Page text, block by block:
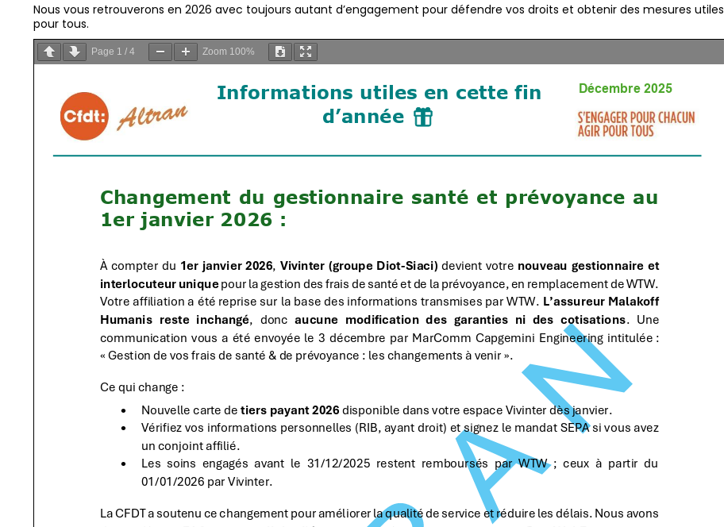
Nous vous retrouverons en 2026 avec toujours autant d’engagement pour défendre vos droits et obtenir des mesures utiles
pour tous.
Page 1 / 4 Zoom 100%